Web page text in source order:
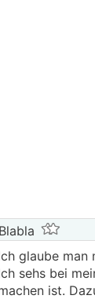
Blabla
glaube man
sehs bei
ist.